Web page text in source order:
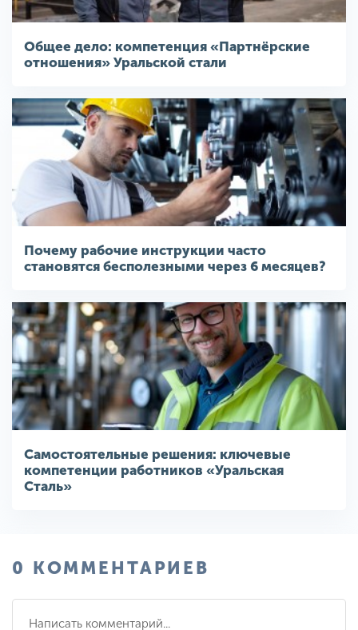
Общее дело: компетенция «Партнёрские
отношения» Уральской стали
Почему рабочие инструкции часто
становятся бесполезными через 6 месяцев?
Самостоятельные решения: ключевые
компетенции работников «Уральская
Сталь»
0 КОММЕНТАРИЕВ